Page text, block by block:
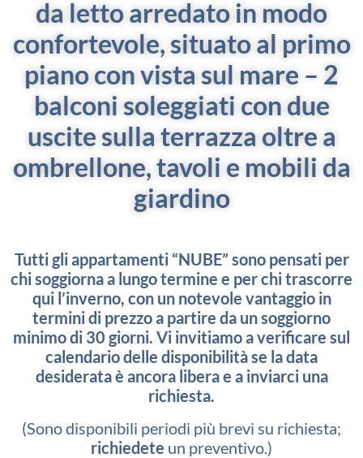
da letto arredato in modo
confortevole, situato al primo
piano con vista sul mare – 2
balconi soleggiati con due
uscite sulla terrazzaoltre a
ombrellone, tavoli e mobili da
giardino
Tutti gli appartamenti “NUBE” sono pensati per
chi soggiorna a lungo termine e per chi trascorre
qui l’inverno, con un notevole vantaggio in
termini di prezzo a partire da un soggiorno
minimo di 30 giorni. Vi invitiamo a verificare sul
calendario delle disponibilità se la data
desiderata è ancora libera e a inviarci una
richiesta.
(Sono disponibili periodi più brevi su richiesta;
richiedete un preventivo.)